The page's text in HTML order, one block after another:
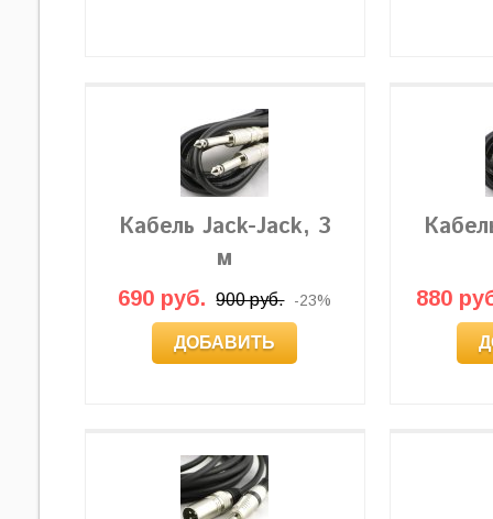
Кабель Jack-Jack, 3
м
690 руб. 900 руб. -23%
ДОБАВИТЬ
880